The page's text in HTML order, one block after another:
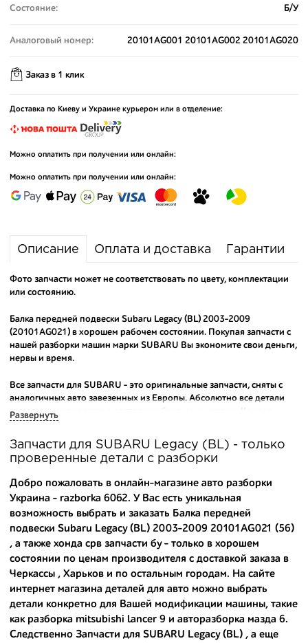
Состояние: Б/У
Аналоговый номер: 20101AG001 20101AG002 20101AG020
Заказ в 1 клик
Доставка по Киеву и Украине курьером или в отделение:
Можно оплатить при получении или онлайн:
Можно оплатить при получении или онлайн:
Описание Оплата и доставка Гарантии
Фото запчасти может не соответствовать по цвету, комплектации
или состоянию.
Балка передней подвески Subaru Legacy (BL) 2003-2009
(20101AG021) в хорошем рабочем состоянии. Покупая запчасти с
нашей разборки машин марки SUBARU Вы экономите свои деньги,
нервы и время.
Все запчасти для SUBARU - это оригинальные запчасти, сняты с
аналогичных авто завезенных из Европы. Абсолютно все детали
исправны и находятся в состоянии близком к новому. Каждая
производителя.
Вашему вниманию предлагаем широкий ассортимент
автозапчастей для
SUBARU Legacy (BL) 2003-2009
и других
популярных марок. Мы продаем оригинальные и
высококачественные запчасти, отказываясь от контрафактных
аналогов.
Многие наши оптовые клиенты рекомендуют именно нашу
разборку как надежного и проверенного продавца. Если вам
требуется приобрести оптовую партию деталей для японских
автомобилей, то консультанты нашего интернет-магазина
подберут вам товар и укомплектуют партию. Также мы поможем с
правильным выбором по каталогу автозапчастей.
Купить комплектующие для авто с разборки – хорошее решение.
Развернуть
Запчасти для SUBARU Legacy (BL) - только
проверенные детали с разборки
Добро пожаловать в онлайн-магазине авто разборки
Украина - razborka 6062. У Вас есть уникальная
возможность выбрать и заказать Балка передней
подвески Subaru Legacy (BL) 2003-2009 20101AG021 (56)
, а также хонда срв запчасти бу- только в хорошем
состоянии по ценам производителя с доставкой заказа в
Черкассы , Харьков и по остальным городам. На сайте
интернет магазина деталей для авто можно выбрать
детали конкретно для Вашей модификации машины, такие
как разборка mitsubishi lancer 9 и авторазборка мазда 6.
Следственно Запчасти для SUBARU Legacy (BL) , а еще